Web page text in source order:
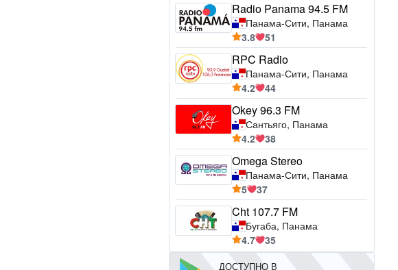
Radio Panama 94.5 FM
Панама-Сити, Панама
3.8
51
RPC Radio
Панама-Сити, Панама
4.2
44
Okey 96.3 FM
Сантьяго, Панама
4.2
38
Omega Stereo
Панама-Сити, Панама
5
37
Cht 107.7 FM
Бугаба, Панама
4.7
35
ДОСТУПНО В